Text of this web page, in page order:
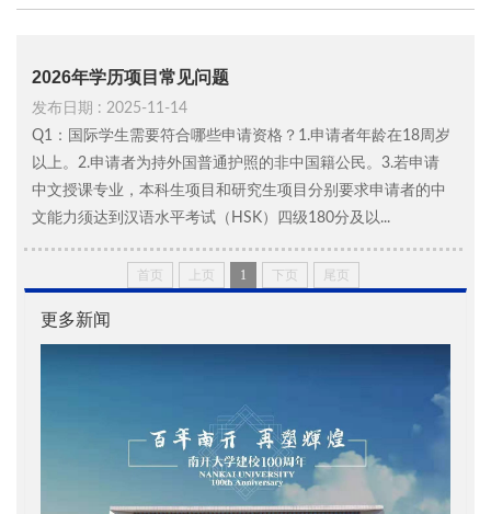
2026年学历项目常见问题
发布日期 : 2025-11-14
Q1：国际学生需要符合哪些申请资格？1.申请者年龄在18周岁
以上。2.申请者为持外国普通护照的非中国籍公民。3.若申请
中文授课专业，本科生项目和研究生项目分别要求申请者的中
文能力须达到汉语水平考试（HSK）四级180分及以...
首页 上页 1 下页 尾页
更多新闻